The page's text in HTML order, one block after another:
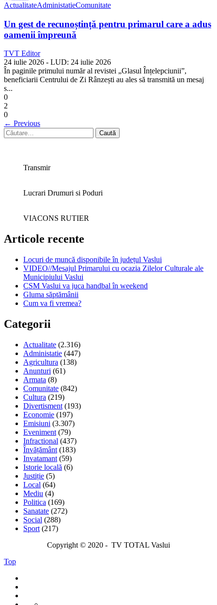
ActualitateAdministatieComunitate
Un gest de recunoștință pentru primarul care a adus
oamenii împreună
TVT Editor
24 iulie 2026 - LUD: 24 iulie 2026
În paginile primului număr al revistei „Glasul Înțelepciunii”,
beneficiarii Centrului de Zi Rânzești au ales să transmită un mesaj
s...
0
2
0
← Previous
Caută
după:
Transmir
Lucrari Drumuri si Poduri
VIACONS RUTIER
Articole recente
Locuri de muncă disponibile în județul Vaslui
VIDEO//Mesajul Primarului cu ocazia Zilelor Culturale ale
Municipiului Vaslui
CSM Vaslui va juca handbal în weekend
Gluma săptămânii
Cum va fi vremea?
Categorii
Actualitate (2.316)
Administatie (447)
Agricultura (138)
Anunturi (61)
Armata (8)
Comunitate (842)
Cultura (219)
Divertisment (193)
Economie (197)
Emisiuni (3.307)
Eveniment (79)
Infractional (437)
Învățământ (183)
Invatamant (59)
Istorie locală (6)
Justiție (5)
Local (64)
Mediu (4)
Politica (169)
Sanatate (272)
Social (288)
Sport (217)
Copyright © 2020 - TV TOTAL Vaslui
Top